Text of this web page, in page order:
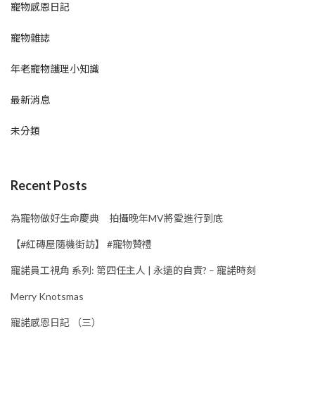
寵物感恩日記
寵物雜誌
年老寵物護理小知識
最新消息
未分類
Recent Posts
為寵物做好生命慶典 拍攝晚年MV將愛進行到底
【#紅磚屋隨機街訪】 #寵物贊禮
寵諾員工視角 系列: 第四任主人 | 永遠的自責? – 寵諾時刻
Merry Knotsmas
寵諾感恩日記 （三）